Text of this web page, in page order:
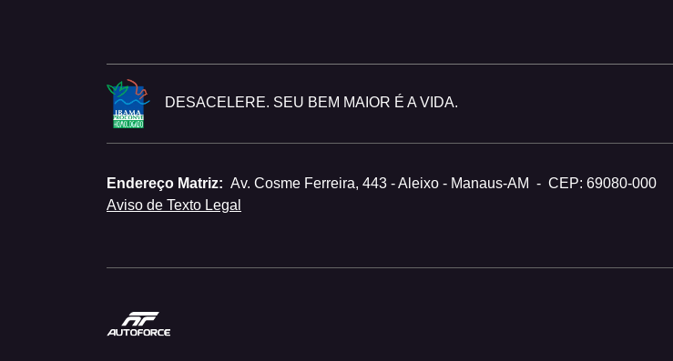
DESACELERE. SEU BEM MAIOR É A VIDA.
Endereço Matriz: Av. Cosme Ferreira, 443 - Aleixo - Manaus-AM - CEP: 69080-000
Aviso de Texto Legal